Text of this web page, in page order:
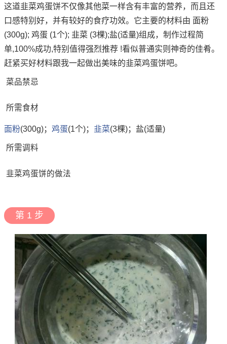
这道韭菜鸡蛋饼不仅像其他菜一样含有丰富的营养，而且还
口感特别好，并有较好的食疗功效。它主要的材料由 面粉
(300g); 鸡蛋 (1个); 韭菜 (3棵);盐(适量)组成，制作过程简
单,100%成功,特别值得强烈推荐 !看似普通实则神奇的佳肴。
赶紧买好材料跟我一起做出美味的韭菜鸡蛋饼吧。
菜品禁忌
所需食材
面粉(300g)； 鸡蛋(1个)； 韭菜(3棵)；盐(适量)
所需调料
韭菜鸡蛋饼的做法
第 1 步